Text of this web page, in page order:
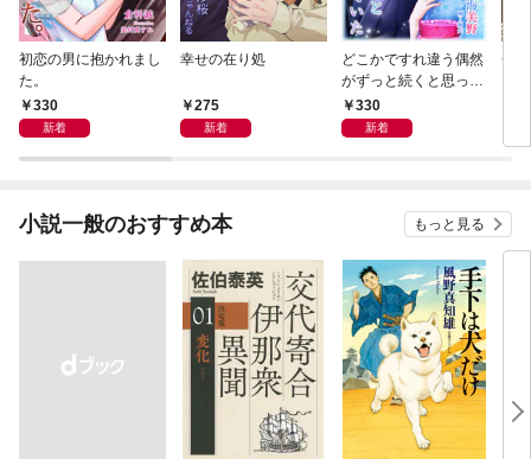
初恋の男に抱かれまし
た。
330
新着
幸せの在り処
275
新着
どこかですれ違う偶然
がずっと続くと思って
いた330
新着
チ
小説一般のおすすめ本 もっと見る